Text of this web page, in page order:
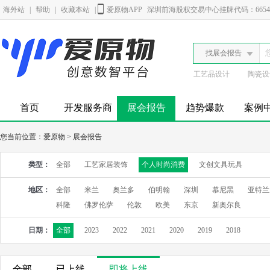
海外站 帮助 收藏本站 爱原物APP 深圳前海股权交易中心挂牌代码：
找展会报告
工艺品设计 陶瓷
首页 开发服务商 展会报告 趋势爆款 案例
您当前位置： 爱原物 > 展会报告
类型： 全部 工艺家居装饰 个人时尚消费 文创文具玩具
地区： 全部 米兰 奥兰多 伯明翰 深圳 慕尼黑
亚特
科隆
佛罗伦萨 伦敦 欧美 东京 新奥尔良
日期： 全部 2023 2022 2021 2020 2019 2018